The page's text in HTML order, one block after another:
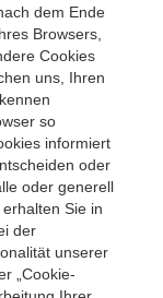
dem Ende
Browsers,
Cookies
uns, Ihren
so
informiert
oder
oder generell
Sie in
der
unserer
„Cookie-